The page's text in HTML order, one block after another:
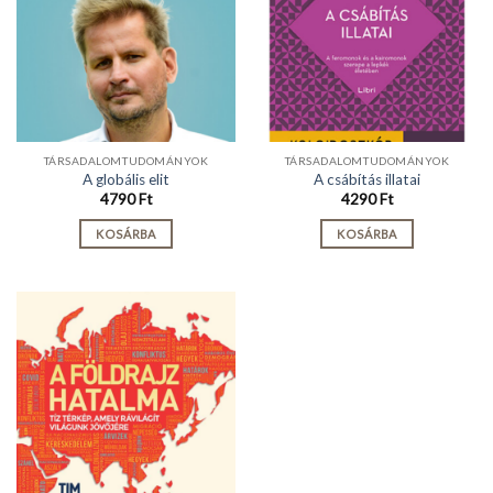
TÁRSADALOMTUDOMÁNYOK
A globális elit
4790Ft
KOSÁRBA
TÁRSADALOMTUDOMÁNYOK
A csábítás illatai
4290Ft
KOSÁRBA